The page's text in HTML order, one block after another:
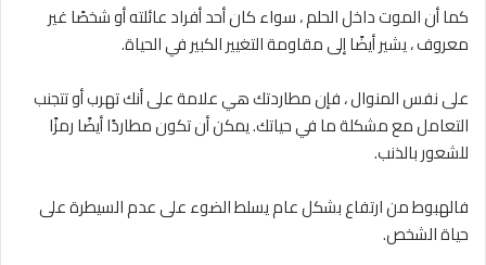
كما أن الموت داخل الحلم ، سواء كان أحد أفراد عائلته أو شخصًا غير
معروف ، يشير أيضًا إلى مقاومة التغيير الكبير في الحياة.
على نفس المنوال ، فإن مطاردتك هي علامة على أنك تهرب أو تتجنب
التعامل مع مشكلة ما في حياتك. يمكن أن تكون مطاردًا أيضًا رمزًا
للشعور بالذنب.
فالهبوط من ارتفاع بشكل عام يسلط الضوء على عدم السيطرة على
حياة الشخص.